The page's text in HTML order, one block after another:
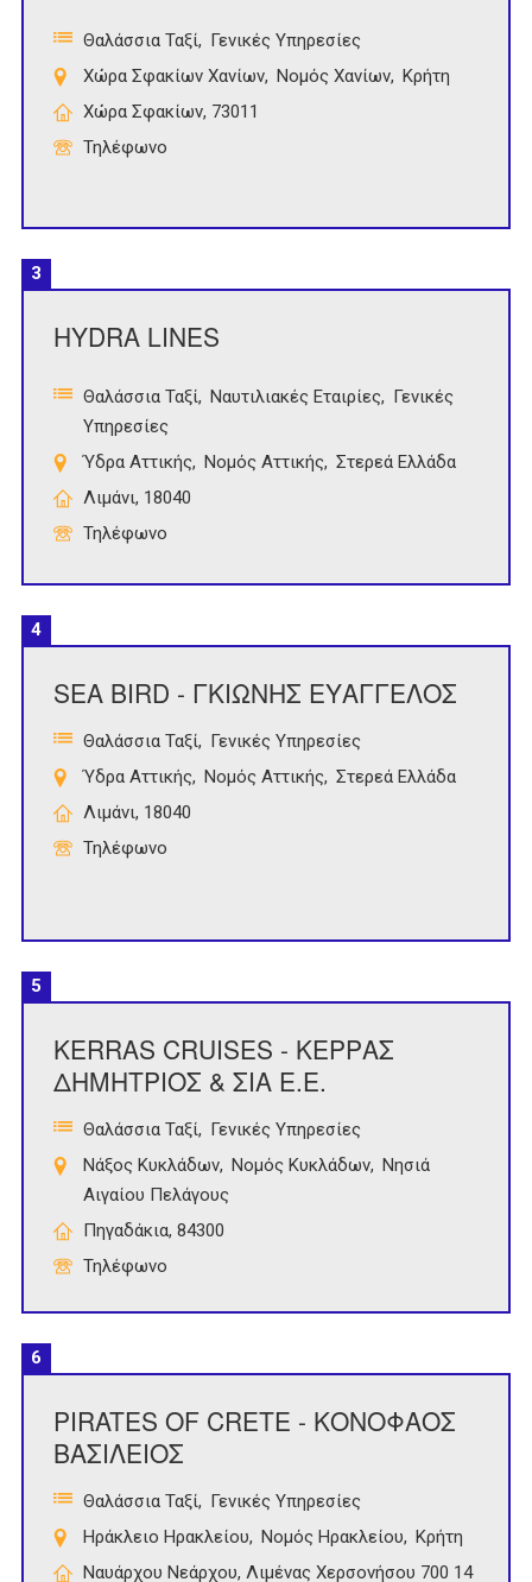
Θαλάσσια Ταξί
Γενικές Υπηρεσίες
Χώρα Σφακίων Χανίων
Νομός Χανίων
Κρήτη
Χώρα Σφακίων, 73011
Τηλέφωνο
3
HYDRA LINES
Θαλάσσια Ταξί Ναυτιλιακές Εταιρίες
Γενικές
Υπηρεσίες
Ύδρα Αττικής
Νομός Αττικής
Στερεά Ελλάδα
Λιμάνι, 18040
Τηλέφωνο
4
SEA BIRD - ΓΚΙΩΝΗΣ ΕΥΑΓΓΕΛΟΣ
Θαλάσσια Ταξί
Γενικές Υπηρεσίες
Ύδρα Αττικής
Νομός Αττικής
Στερεά Ελλάδα
Λιμάνι, 18040
Τηλέφωνο
5
KERRAS CRUISES - ΚΕΡΡΑΣ
ΔΗΜΗΤΡΙΟΣ & ΣΙΑ Ε.Ε.
Θαλάσσια Ταξί
Γενικές Υπηρεσίες
Νάξος Κυκλάδων
Νομός Κυκλάδων
Νησιά
Αιγαίου Πελάγους
Πηγαδάκια, 84300
Τηλέφωνο
6
PIRATES OF CRETE - ΚΟΝΟΦΑΟΣ
ΒΑΣΙΛΕΙΟΣ
Θαλάσσια Ταξί
Γενικές Υπηρεσίες
Ηράκλειο Ηρακλείου
Νομός Ηρακλείου
Κρήτη
Ναυάρχου Νεάρχου, Λιμένας Χερσονήσου 700 14